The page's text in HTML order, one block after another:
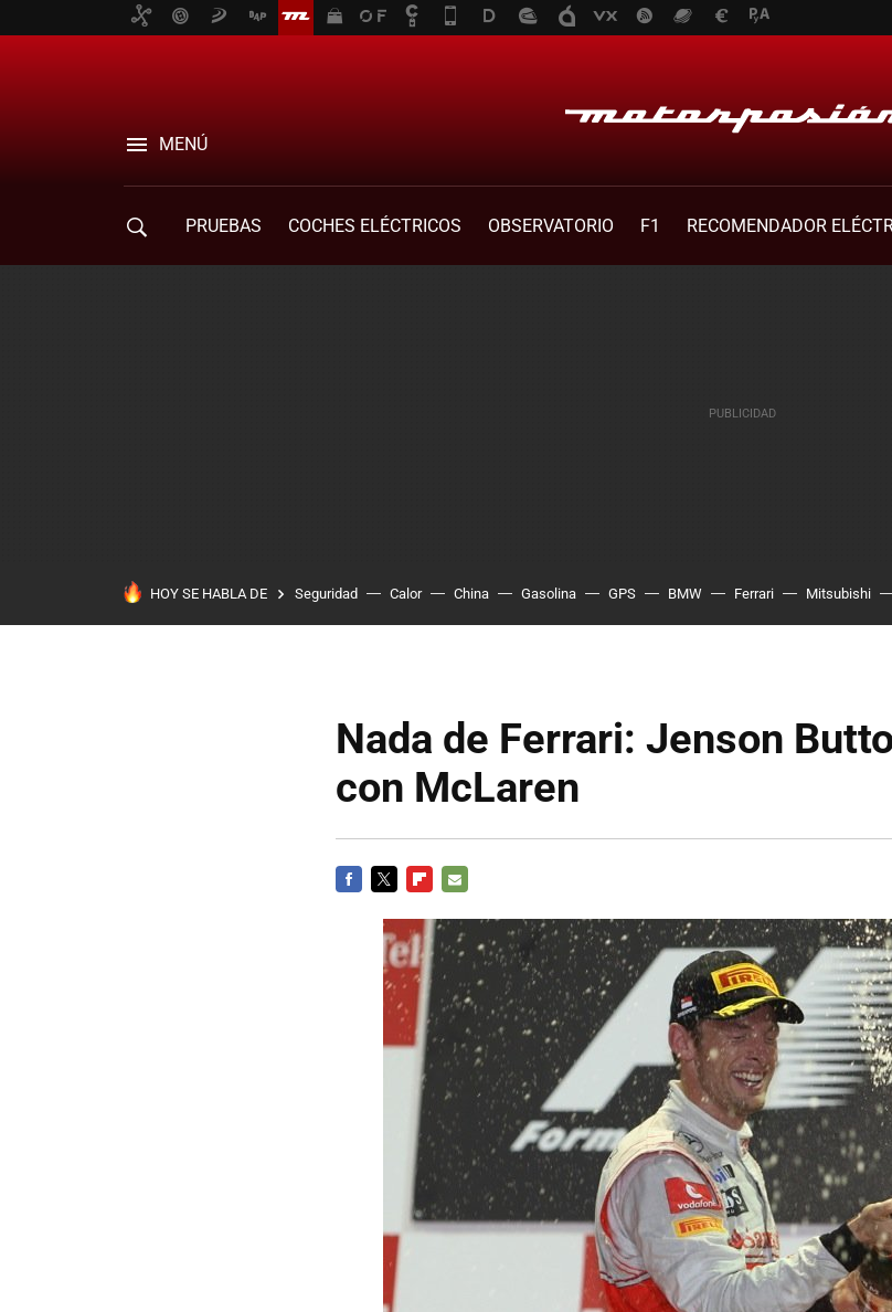
MENÚ
PRUEBAS COCHES ELÉCTRICOS OBSERVATORIO F1
RECOMENDADOR
HOY SE HABLA DE Seguridad Calor China Gasolina GPS BMW Ferrari Mitsubishi
Nada de Ferrari: Jenson
con McLaren
MAIL